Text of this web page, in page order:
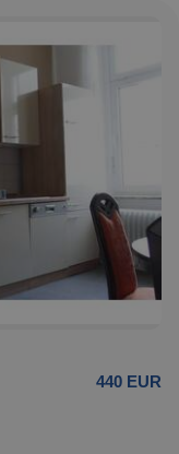
440 EUR